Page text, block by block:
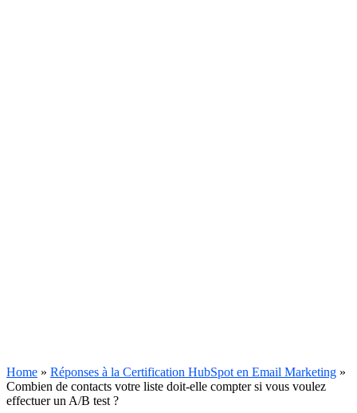
Home » Réponses à la Certification HubSpot en Email Marketing »
Combien de contacts votre liste doit-elle compter si vous voulez
effectuer un A/B test ?